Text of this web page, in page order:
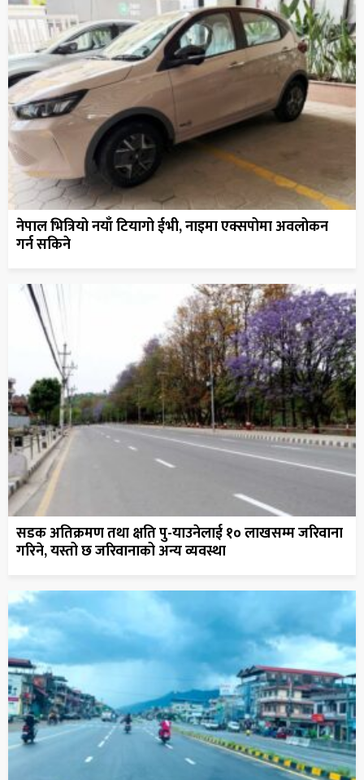
नेपाल भित्रियो नयाँ टियागो ईभी, नाइमा एक्सपोमा अवलोकन
गर्न सकिने
सडक अतिक्रमण तथा क्षति पु-याउनेलाई १० लाखसम्म जरिवाना
गरिने, यस्तो छ जरिवानाको अन्य व्यवस्था